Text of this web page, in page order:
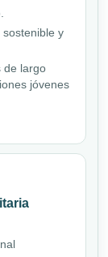
sostenible y
de largo
jóvenes